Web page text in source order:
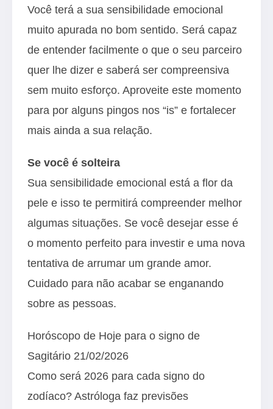
Você terá a sua sensibilidade emocional
muito apurada no bom sentido. Será capaz
de entender facilmente o que o seu parceiro
quer lhe dizer e saberá ser compreensiva
sem muito esforço. Aproveite este momento
para por alguns pingos nos “is” e fortalecer
mais ainda a sua relação.
Se você é solteira
Sua sensibilidade emocional está a flor da
pele e isso te permitirá compreender melhor
algumas situações. Se você desejar esse é
o momento perfeito para investir e uma nova
tentativa de arrumar um grande amor.
Cuidado para não acabar se enganando
sobre as pessoas.
Horóscopo de Hoje para o signo de
Sagitário 21/02/2026
Como será 2026 para cada signo do
zodíaco? Astróloga faz previsões